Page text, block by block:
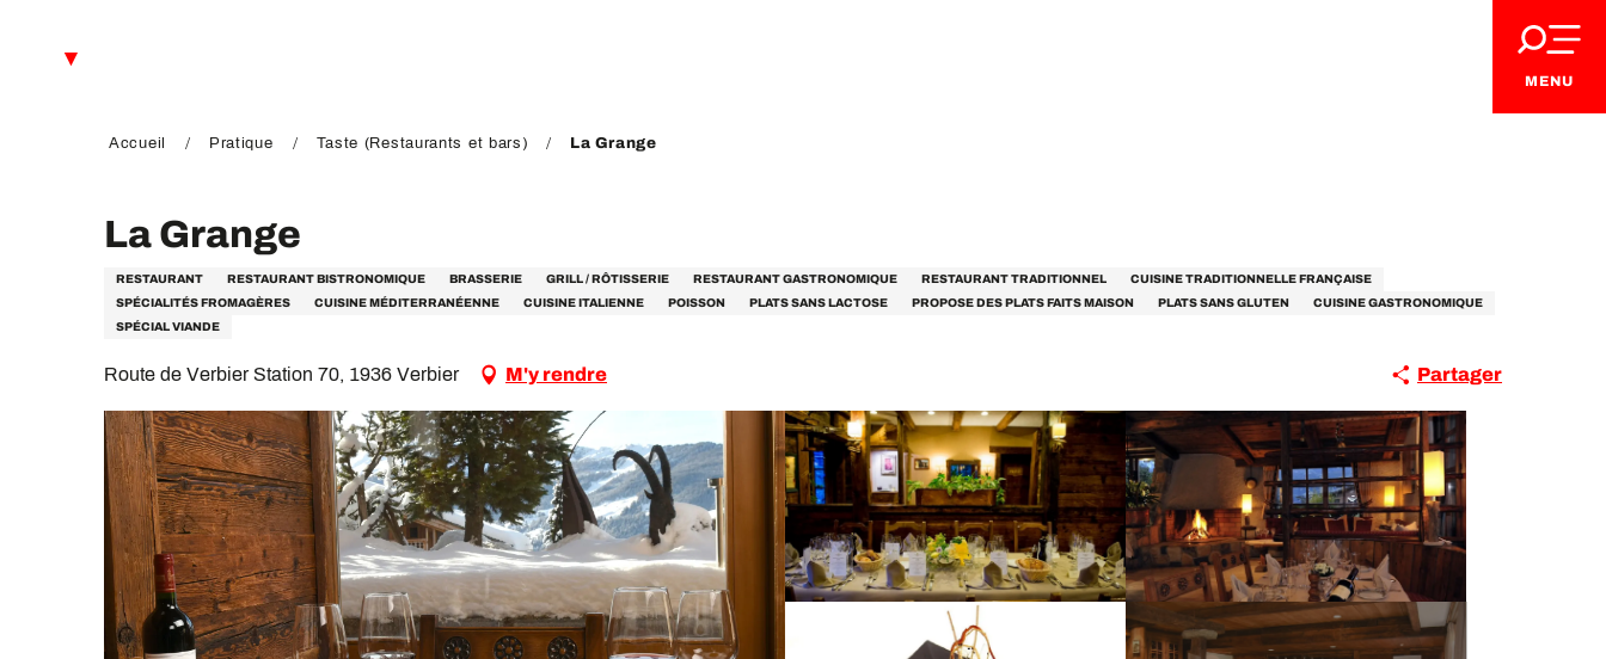
MENU
Accueil Pratique Taste (Restaurants et bars) La Grange
La Grange
RESTAURANT RESTAURANT BISTRONOMIQUE BRASSERIE GRILL / RÔTISSERIE RESTAURANT GASTRONOMIQUE RESTAURANT TRADITIONNEL
CUISINE TRADITIONNELLE FRANÇAISE
SPÉCIALITÉS FROMAGÈRES
CUISINE MÉDITERRANÉENNE CUISINE ITALIENNE POISSON PLATS SANS LACTOSE PROPOSE DES PLATS FAITS MAISON PLATS SANS GLUTEN
CUISINE GASTRONOMIQUE
SPÉCIAL VIANDE
Route de Verbier Station 70, 1936 Verbier M'y rendre Partager